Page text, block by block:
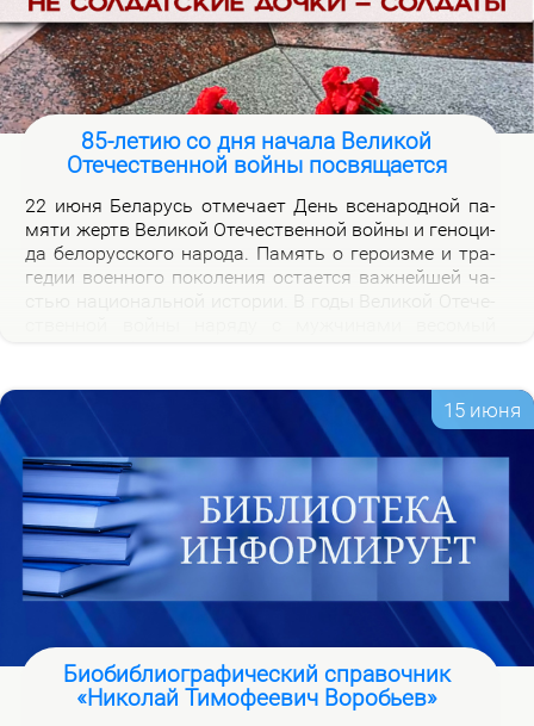
85-летию со дня начала Великой
Отечественной войны посвящается
22 июня Бе­ла­русь от­ме­ча­ет День все­на­род­ной па­
мя­ти жертв Ве­ли­кой Оте­че­ствен­ной вой­ны и ге­но­ци­
да бе­ло­рус­ско­го на­ро­да. Па­мять о ге­ро­из­ме и тра­
ге­дии во­ен­но­го по­ко­ле­ния оста­ет­ся важ­ней­шей ча­
ских от­ря­дах.
15 июня
Биобиблиографический справочник
«Николай Тимофеевич Воробьев»